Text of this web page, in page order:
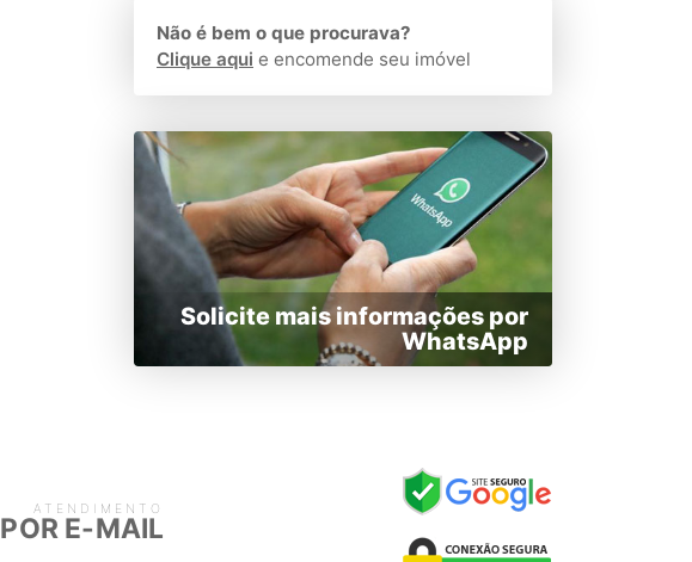
Não é bem o que procurava?
Clique aqui e encomende seu imóvel
Solicite mais informações por
WhatsApp
ATENDIMENTO
POR E-MAIL